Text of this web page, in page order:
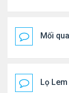
Mối
Lọ